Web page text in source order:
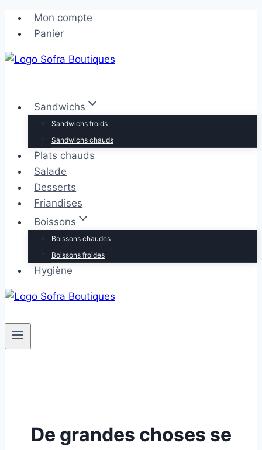
Aller
contenu
Aller
contenu
Mon compte
Panier
Sandwichs
Sandwichs froids
Sandwichs chauds
Plats chauds
Salade
Desserts
Friandises
Boissons
Boissons chaudes
Boissons froides
Hygiène
De grandes choses se